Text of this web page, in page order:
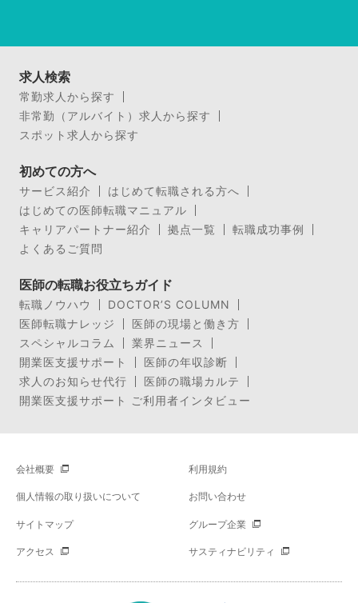
求人検索
常勤求人から探す
非常勤（アルバイト）求人から探す
スポット求人から探す
初めての方へ
サービス紹介
はじめて転職される方へ
はじめての医師転職マニュアル
キャリアパートナー紹介
拠点一覧
転職成功事例
よくあるご質問
医師の転職お役立ちガイド
転職ノウハウ
DOCTOR’S COLUMN
医師転職ナレッジ
医師の現場と働き方
スペシャルコラム
業界ニュース
開業医支援サポート
医師の年収診断
求人のお知らせ代行
医師の職場カルテ
開業医支援サポート ご利用者インタビュー
会社概要 利用規約
個人情報の取り扱いについて お問い合わせ
サイトマップ グループ企業
アクセス サスティナビリティ